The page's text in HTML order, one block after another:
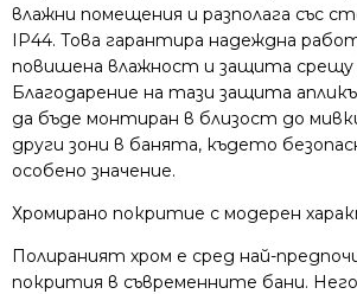
влажни помещения и разполага със
IP44. Това гарантира надеждна
повишена влажност и защита срещу
Благодарение на тази защита
да бъде монтиран в близост до
други зони в банята, където
особено значение.
Хромирано покритие с модерен
Полираният хром е сред най-
покрития в съвременните бани.